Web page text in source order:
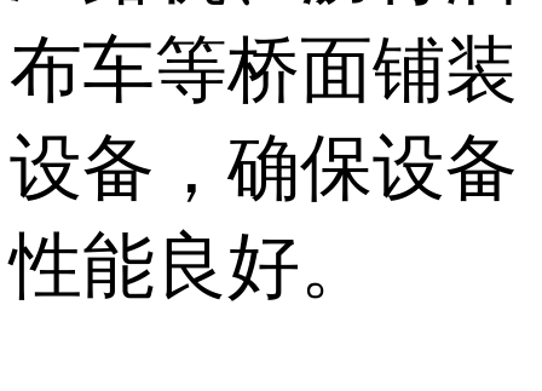
布车等桥面铺装
设备，确保设备
性能良好。